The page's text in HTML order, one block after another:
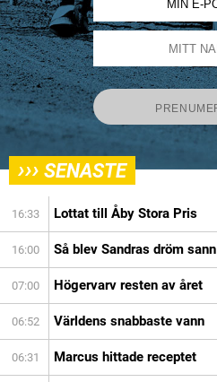
››› SENASTE
16:33 Lottat till Åby Stora Pris
16:00 Så blev Sandras dröm sann
07:00 Högervarv resten av året
06:52 Världens snabbaste vann
06:31 Marcus hittade receptet